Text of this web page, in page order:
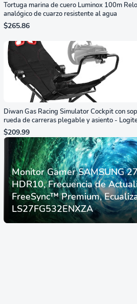
Tortuga marina de cuero Luminox 100m
analógico de cuarzo resistente al agua
$265.86
Diwan Gas Racing Simulator Cockpit con
rueda de carreras plegable y asiento -
G29/920/923/27/25, Thrustmaster
T248/X/T300RS/T150/458/TX
$209.99
Monitor Gamer SAMSUNG
HDR10, Frecuencia de
FreeSync™ Premium,
LS27FG532ENXZA